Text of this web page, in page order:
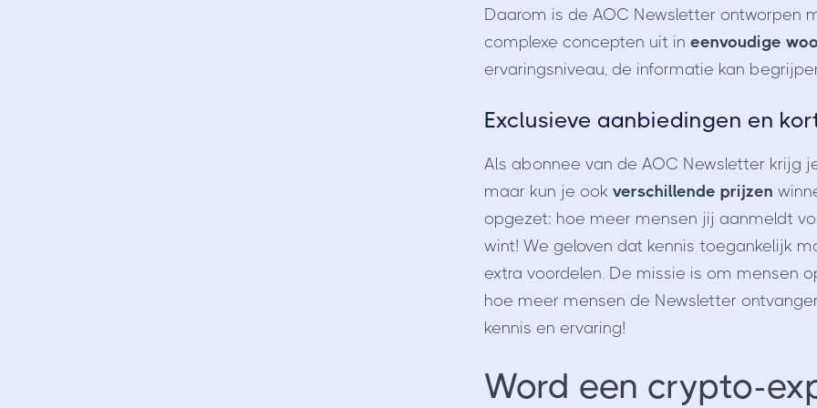
Daarom is de AOC Newsletter ontworpen
complexe concepten uit in eenvoudige
ervaringsniveau, de informatie kan
Exclusieve aanbiedingen en
Als abonnee van de AOC Newsletter krijg
maar kun je ook verschillende prijzen
opgezet: hoe meer mensen jij aanmeldt
wint! We geloven dat kennis toegankelijk
extra voordelen. De missie is om mensen
hoe meer mensen de Newsletter
kennis en ervaring!
Word een crypto-